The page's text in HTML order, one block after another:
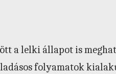
a lelki állapot is
folyamatok